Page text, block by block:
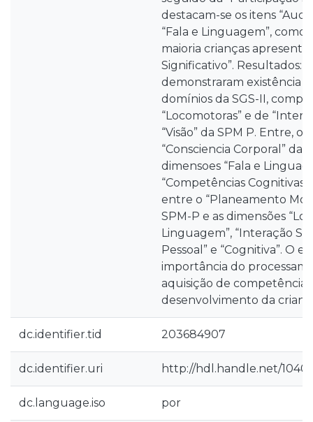
destacam-se os itens
“Fala e Linguagem”, como
maioria crianças
Significativo”. Resultados:
demonstraram existência
domínios da SGS-II,
“Locomotoras” e de
“Visão” da SPM P. Entre, o
“Consciencia Corporal” da
dimensoes “Fala e
“Competências Cognitivas”
entre o “Planeamento
SPM-P e as dimensões
Linguagem”, “Interação
Pessoal” e “Cognitiva”. O
importância do
aquisição de
desenvolvimento da
dc.identifier.tid 203684907
dc.identifier.uri http://hdl.handle.net/
dc.language.iso por